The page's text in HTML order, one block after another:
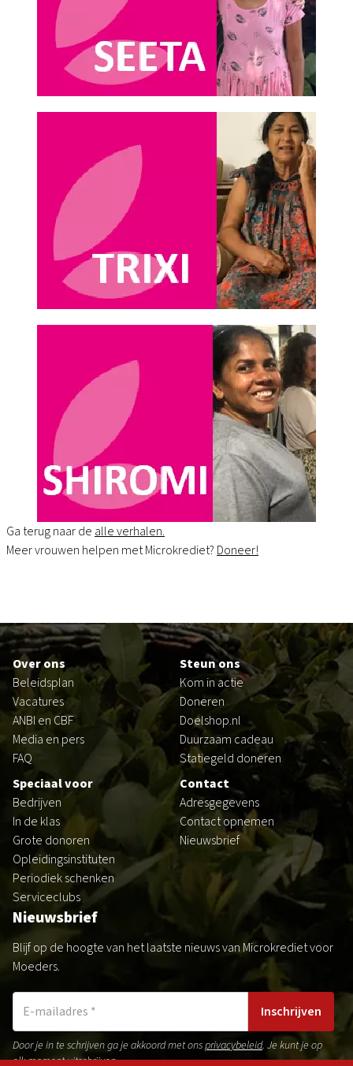
Ga terug naar de alle verhalen.
Meer vrouwen helpen met Microkrediet? Doneer!
Footer
Over ons
Beleidsplan
Vacatures
ANBI en CBF
Media en pers
FAQ
Steun ons
Kom in actie
Doneren
Doelshop.nl
Duurzaam cadeau
Statiegeld doneren
Speciaal voor
Bedrijven
In de klas
Grote donoren
Opleidingsinstituten
Periodiek schenken
Serviceclubs
Contact
Adresgegevens
Contact opnemen
Nieuwsbrief
Nieuwsbrief
Blijf op de hoogte van het laatste nieuws van Microkrediet voor
Moeders.
Inschrijven
Door je in te schrijven ga je akkoord met onsprivacybeleid. Je kunt je op
elk moment uitschrijven.